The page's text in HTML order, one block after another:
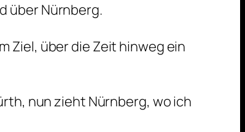
über Nürnberg.
Ziel, über die Zeit hinweg ein
nun zieht Nürnberg, wo ich